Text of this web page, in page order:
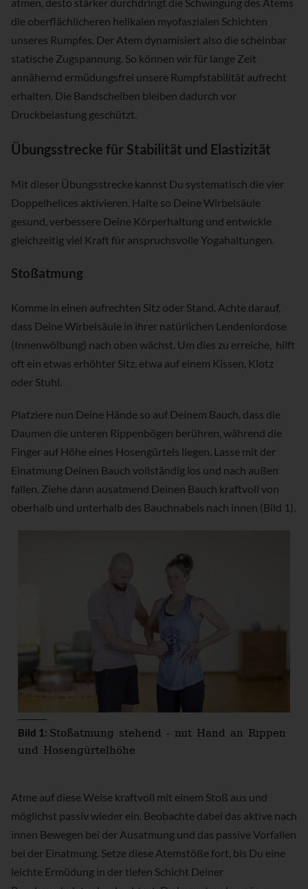
die oberflächlicheren helikalen myofaszialen Schichten
unseres Rumpfes. Der Atem dynamisiert also die scheinbar
statische Zugspannung. So können wir für lange Zeit
annähernd ermüdungsfrei unsere Rumpfstabilität aufrecht
erhalten. Die Bandscheiben bleiben dadurch vor
Druckbelastung geschützt.
Übungsstrecke für Stabilität und Elastizität
Mit dieser Übungsstrecke kannst Du systematisch die vier
Doppelhelices aktivieren. Halte so Deine Wirbelsäule
gesund, verbessere Deine Körperhaltung und entwickle
gleichzeitig viel Kraft für anspruchsvolle Yogahaltungen.
Stoßatmung
Komme in einen aufrechten Sitz oder Stand. Achte darauf,
dass Deine Wirbelsäule in ihrer natürlichen Lendenlordose
(Innenwölbung) nach oben wächst. Um dies zu erreiche, hilft
oft ein etwas erhöhter Sitz, etwa auf einem Kissen, Klotz
oder Stuhl.
Platziere nun Deine Hände so auf Deinem Bauch, dass die
Daumen die unteren Rippenbögen berühren, während die
Finger auf Höhe eines Hosengürtels liegen. Lasse mit der
Einatmung Deinen Bauch vollständig los und nach außen
fallen. Ziehe dann ausatmend Deinen Bauch kraftvoll von
oberhalb und unterhalb des Bauchnabels nach innen (Bild 1).
Bild 1: Stoßatmung stehend - mit Hand an Rippen
und Hosengürtelhöhe
Atme auf diese Weise kraftvoll mit einem Stoß aus und
möglichst passiv wieder ein. Beobachte dabei das aktive nach
innen Bewegen bei der Ausatmung und das passive Vorfallen
bei der Einatmung. Setze diese Atemstöße fort, bis Du eine
leichte Ermüdung in der tiefen Schicht Deiner